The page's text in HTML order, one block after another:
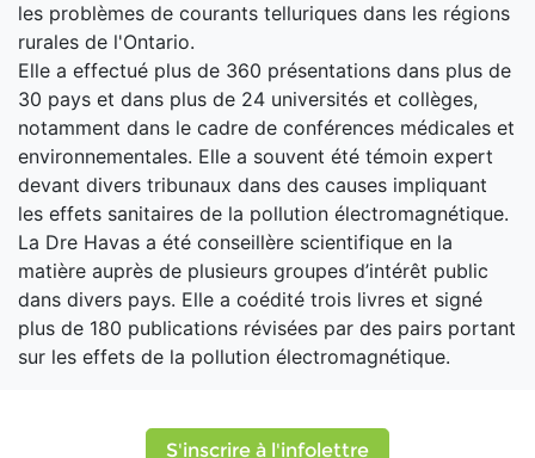
les problèmes de courants telluriques dans les régions
rurales de l'Ontario.
Elle a effectué plus de 360 ​​présentations dans plus de
30 pays et dans plus de 24 universités et collèges,
notamment dans le cadre de conférences médicales et
environnementales. Elle a souvent été témoin expert
devant divers tribunaux dans des causes impliquant
les effets sanitaires de la pollution électromagnétique.
La Dre Havas a été conseillère scientifique en la
matière auprès de plusieurs groupes d’intérêt public
dans divers pays. Elle a coédité trois livres et signé
plus de 180 publications révisées par des pairs portant
sur les effets de la pollution électromagnétique.
S'inscrire à l'infolettre